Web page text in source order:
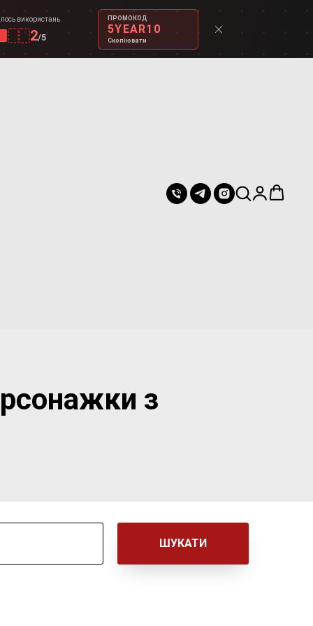
використань
2/5
ПРОМОКОД
5YEAR10
Скопіювати
з
ШУКАТИ